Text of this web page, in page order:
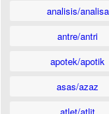
analisis/analisa
antre/antri
apotek/apotik
asas/azaz